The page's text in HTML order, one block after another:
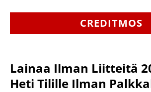
CREDITMOS
Lainaa Ilman Liitteitä
Heti Tilille Ilman